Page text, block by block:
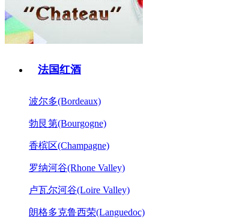
法国红酒
波尔多(Bordeaux)
勃艮第(Bourgogne)
香槟区(Champagne)
罗纳河谷(Rhone Valley)
卢瓦尔河谷(Loire Valley)
朗格多克鲁西荣(Languedoc)